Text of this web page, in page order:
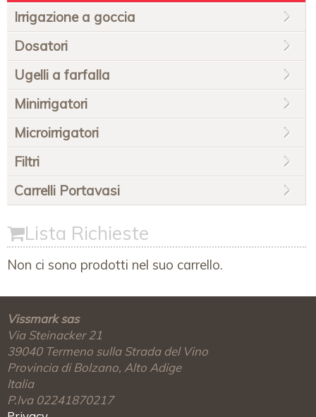
Irrigazione a goccia
Dosatori
Ugelli a farfalla
Minirrigatori
Microirrigatori
Filtri
Carrelli Portavasi
Lista Richieste
Non ci sono prodotti nel suo carrello.
Vissmark sas
Via Steinacker 21
39040 Termeno sulla Strada del Vino
Provincia di Bolzano, Alto Adige
Italia
P.Iva 02241870217